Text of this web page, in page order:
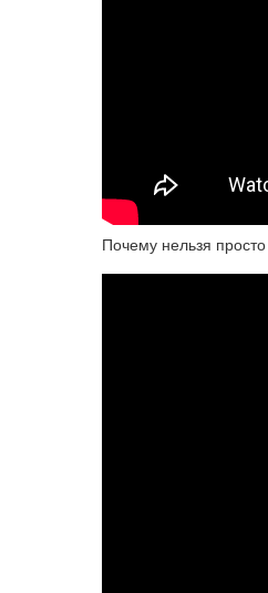
Почему нельзя